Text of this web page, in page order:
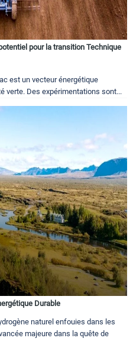
pour la transition Technique
est un vecteur énergétique
verte. Des expérimentations sont...
Durable
naturel enfouies dans les
majeure dans la quête de